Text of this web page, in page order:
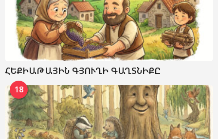
ՀԵՔԻԱԹԱՅԻՆ ԳՅՈՒՂԻ ԳԱՂՏՆԻՔԸ
18